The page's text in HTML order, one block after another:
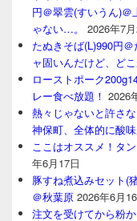
円＠翠雲(すいうん)
ゃない…。
2026年7
たぬきそば(L)990円
ャ固いんだけど、ど
ローストポーク
レー食べ放題！ 2026
熱々じゃないと許さ
神保町、全体的に酸味
ここはオススメ！タ
年6月17日
豚すね煮込みセット(
＠秋葉原 2026年6月
注文を受けてから粉